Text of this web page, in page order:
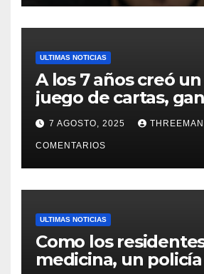
ULTIMAS NOTICIAS
A los 7 años creó
juego de cartas,
millones y ahora
idea para cumplir
7 AGOSTO, 2025 THREEMAN
COMENTARIOS
ULTIMAS NOTICIAS
Como los
medicina, un